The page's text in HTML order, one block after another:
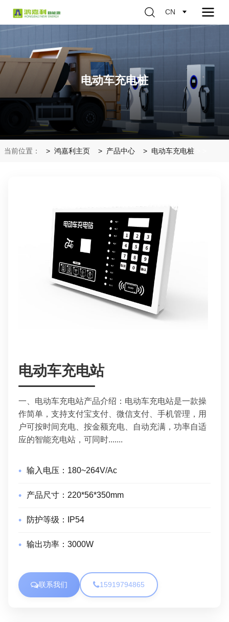
CN
电动车充电桩
当前位置： 鸿嘉利主页 产品中心 电动车充电桩
电动车充电站
一、电动车充电站产品介绍：电动车充电站是一款操
作简单，支持支付宝支付、微信支付、手机管理，用
户可按时间充电、按金额充电、自动充满，功率自适
应的智能充电站，可同时.......
输入电压： 180~264V/Ac
产品尺寸： 220*56*350mm
防护等级： IP54
输出功率： 3000W
联系我们 15919794865